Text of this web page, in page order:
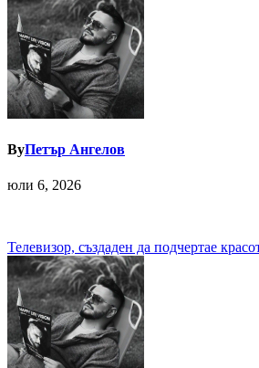
ByПетър Ангелов
юли 6, 2026
Навигация
Телевизор, създаден да подчертае